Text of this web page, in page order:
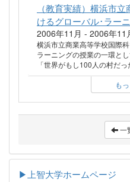
（教育実績）横浜市
けるグローバル･ラー
2006年11月 - 2006年11
横浜市立商業高等学校国際
ラーニングの授業の一環と
「世界がもし100人の村だ
も
一
▶上智大学ホームページ